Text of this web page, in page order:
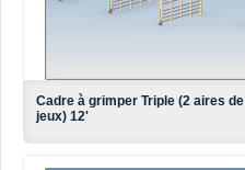
Cadre à grimper Triple (2 aires de
jeux) 12'